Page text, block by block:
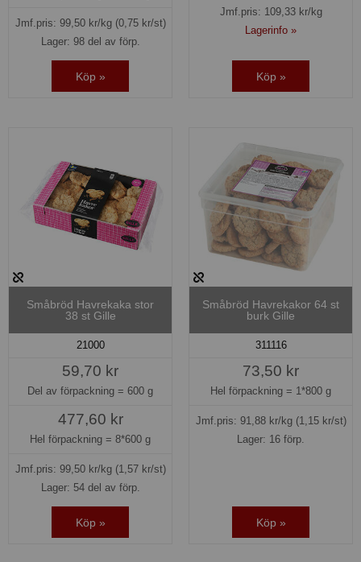
Jmf.pris: 99,50kr/kg (0,75 kr/st)
Lager: 98 del av förp.
Köp »
Jmf.pris: 109,33kr/kg
Lagerinfo »
Köp »
Småbröd Havrekaka stor
38 st Gille
21000
59,70 kr
Del av förpackning = 600 g
477,60 kr
Hel förpackning = 8*600 g
Jmf.pris: 99,50kr/kg (1,57 kr/st)
Lager: 54 del av förp.
Köp »
Småbröd Havrekakor 64 st
burk Gille
311116
73,50 kr
Hel förpackning = 1*800 g
Jmf.pris: 91,88kr/kg (1,15 kr/st)
Lager: 16 förp.
Köp »